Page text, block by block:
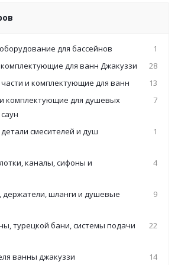
для бассейнов
1
для ванн Джакуззи
28
и комплектующие для ванн
13
комплектующие для душевых
7
смесителей и душ
1
каналы, сифоны и
4
шланги и душевые
9
турецкой бани, системы подачи
22
ванны джакуззи 14